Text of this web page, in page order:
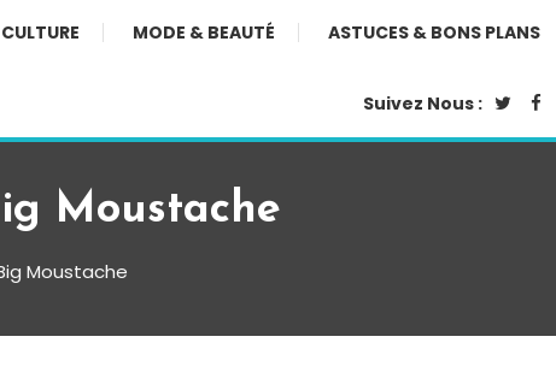
CULTURE MODE & BEAUTÉ ASTUCES & BONS PLANS
Suivez Nous :
Moustache
Moustache